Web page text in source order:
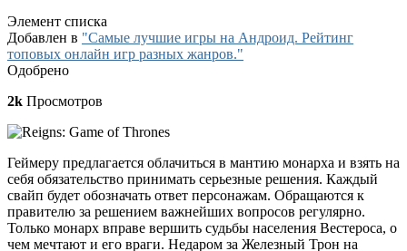
Элемент списка
Добавлен в "Самые лучшие игры на Андроид. Рейтинг
топовых онлайн игр разных жанров."
Одобрено
2k Просмотров
Геймеру предлагается облачиться в мантию монарха и взять на
себя обязательство принимать серьезные решения. Каждый
свайп будет обозначать ответ персонажам. Обращаются к
правителю за решением важнейших вопросов регулярно.
Только монарх вправе вершить судьбы населения Вестероса, о
чем мечтают и его враги. Недаром за Железный Трон на